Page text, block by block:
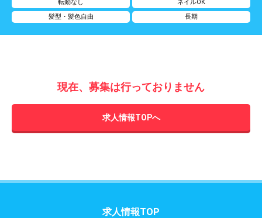
転勤なし
ネイルOK
髪型・髪色自由
長期
現在、募集は行っておりません
求人情報TOPへ
求人情報TOP